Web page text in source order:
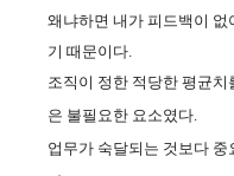
왜냐하면 내가 피드백이 없
기 때문이다.
조직이 정한 적당한 평균
은 불필요한 요소였다.
업무가 숙달되는 것보다